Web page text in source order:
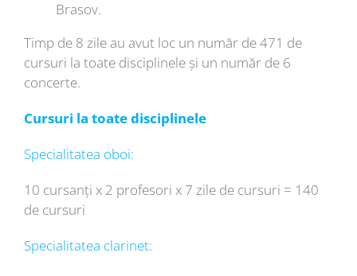
Brasov.
Timp de 8 zile au avut loc un număr de 471 de
cursuri la toate disciplinele și un număr de 6
concerte.
Cursuri la toate disciplinele
Specialitatea oboi:
10 cursanți x 2 profesori x 7 zile de cursuri = 140
de cursuri
Specialitatea clarinet: